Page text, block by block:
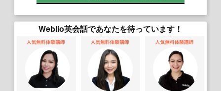
Weblio英会話であなたを待っています！